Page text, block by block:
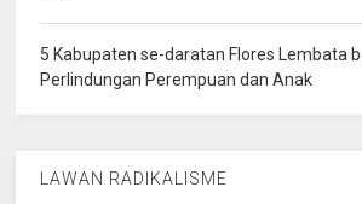
5 Kabupaten se-daratan Flores Lembata
Perlindungan Perempuan dan Anak
LAWAN RADIKALISME